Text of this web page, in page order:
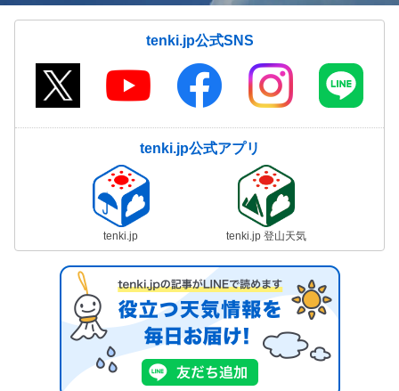
tenki.jp公式SNS
tenki.jp公式アプリ
tenki.jp tenki.jp 登山天気